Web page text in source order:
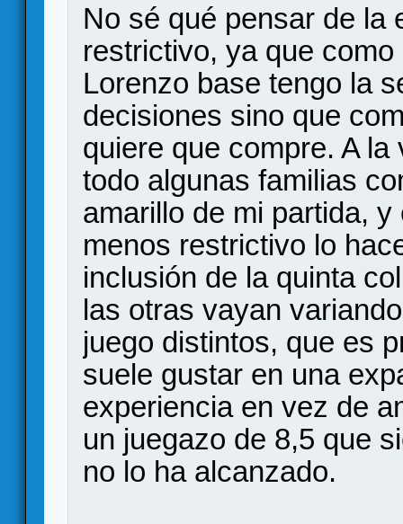
No sé qué pensar de la
restrictivo, ya que
Lorenzo base tengo la
decisiones sino que
quiere que compre. A
todo algunas familias
amarillo de mi partida,
menos restrictivo lo
inclusión de la quinta
las otras vayan
juego distintos, que es
suele gustar en una
experiencia en vez de
un juegazo de 8,5 que
no lo ha alcanzado.